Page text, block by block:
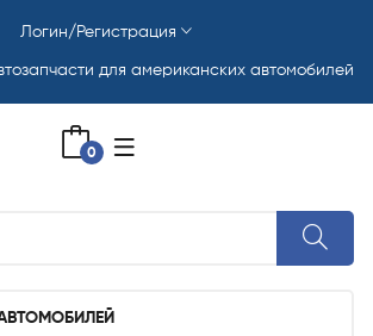
для американских автомобилей
Логин/Регистрация
0